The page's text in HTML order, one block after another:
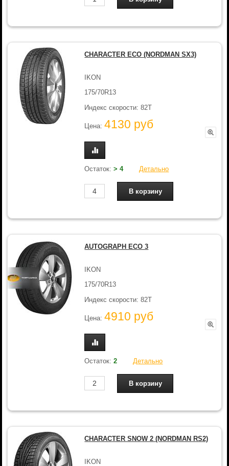
CHARACTER ECO (NORDMAN SX3)
IKON
175/70R13
Индекс скорости: 82T
Цена:4130 руб
Остаток:> 4 Детально
AUTOGRAPH ECO 3
IKON
175/70R13
Индекс скорости: 82T
Цена:4910 руб
Остаток:2 Детально
CHARACTER SNOW 2 (NORDMAN RS2)
IKON